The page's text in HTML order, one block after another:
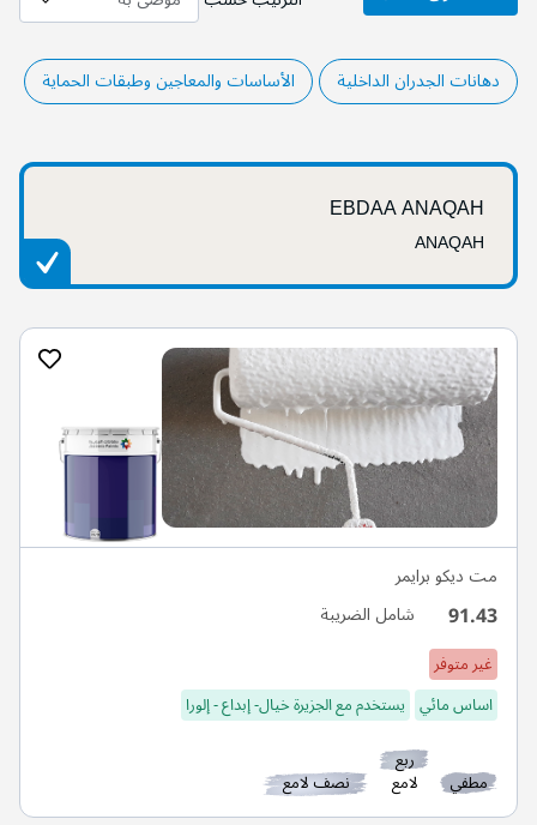
دهانات الجدران الداخلية الأساسات والمعاجين وطبقات الحماية
EBDAA ANAQAH
ANAQAH
مت ديكو برايمر
91.43 شامل الضريبة
غير متوفر
اساس مائي يستخدم مع الجزيرة خيال- إبداع - إلورا
مطفي
ربع
لامع نصف لامع